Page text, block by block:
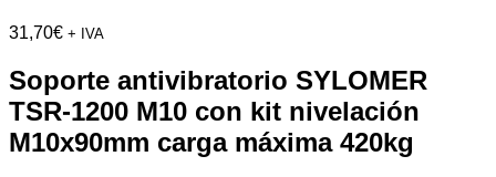
31,70€ + IVA
Soporte antivibratorio SYLOMER
TSR-1200 M10 con kit nivelación
M10x90mm carga máxima 420kg